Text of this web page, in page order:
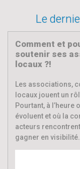
Le
Comment et
soutenir ses
locaux ?!
Les associations,
locaux jouent un
Pourtant, à
évoluent et où la
acteurs
gagner en visibilité.